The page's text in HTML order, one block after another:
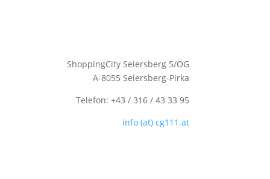
ShoppingCity Seiersberg 5/OG
A-8055 Seiersberg-Pirka
Telefon: +43 / 316 / 43 33 95
info (at) cg111.at